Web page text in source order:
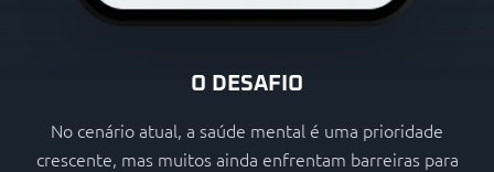
O DESAFIO
No cenário atual, a saúde mental é uma prioridade
crescente, mas muitos ainda enfrentam barreiras para